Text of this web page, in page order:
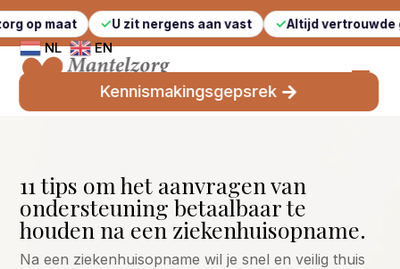
U zit nergens aan vast Altijd vertrouwde gezichten
NL EN
Kennismakingsgepsrek
11 tips om het aanvragen van
ondersteuning betaalbaar te
houden na een ziekenhuisopname.
Na een ziekenhuisopname wil je snel en veilig thuis